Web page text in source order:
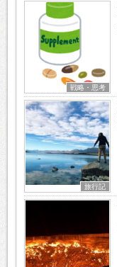
戦略・思考
旅行記